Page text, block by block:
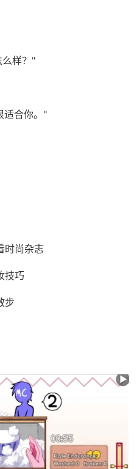
样？"
适合你。"
时尚杂志
技巧
步